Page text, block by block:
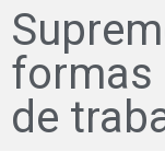
formas
de